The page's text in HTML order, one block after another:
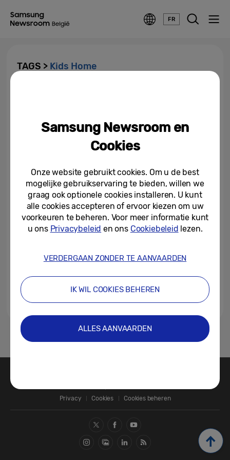
FR
TAGS > Kids Home
06-04-2020
Privacy
Cookies Cookies beheren
Samsung Newsroom en
Cookies
Onze website gebruikt cookies. Om u de best
mogelijke gebruikservaring te bieden, willen we
graag ook optionele cookies installeren. U kunt
alle cookies accepteren of ervoor kiezen om uw
voorkeuren te beheren. Voor meer informatie kunt
u ons Privacybeleid en ons Cookiebeleid lezen.
VERDERGAAN ZONDER TE AANVAARDEN
IK WIL COOKIES BEHEREN
ALLES AANVAARDEN